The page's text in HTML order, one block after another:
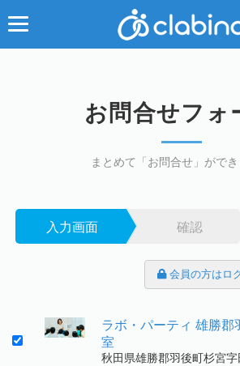
お問合せフォ
まとめて「お問合せ」ができ
入力画面 確認
会員の方はロ
ラボ・パーティ 雄勝郡
室
秋田県雄勝郡羽後町杉宮